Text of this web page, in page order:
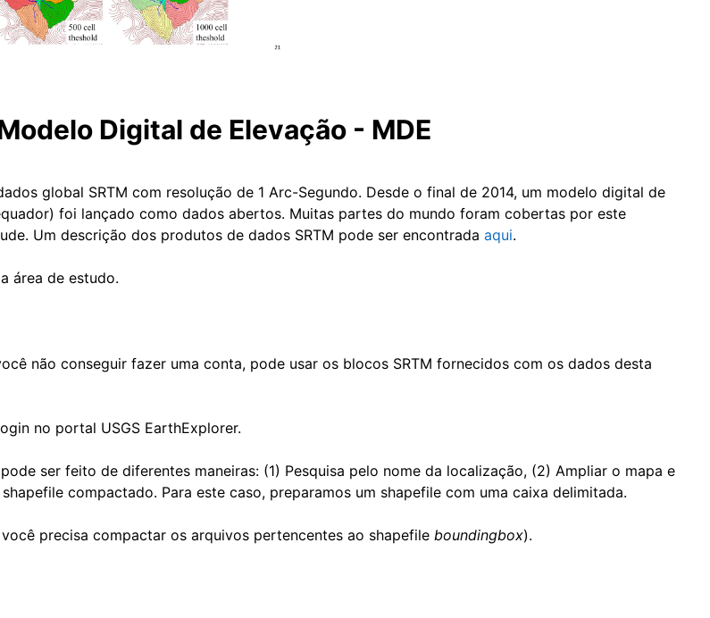
Vídeo
Digital de Elevação - MDE
global SRTM com resolução de 1 Arc-Segundo. Desde o final de 2014, um modelo digital de
foi lançado como dados abertos. Muitas partes do mundo foram cobertas por este
Um descrição dos produtos de dados SRTM pode ser encontrada aqui.
área de estudo.
não conseguir fazer uma conta, pode usar os blocos SRTM fornecidos com os dados desta
no portal USGS EarthExplorer.
ser feito de diferentes maneiras: (1) Pesquisa pelo nome da localização, (2) Ampliar o mapa e
compactado. Para este caso, preparamos um shapefile com uma caixa delimitada.
precisa compactar os arquivos pertencentes ao shapefile boundingbox).